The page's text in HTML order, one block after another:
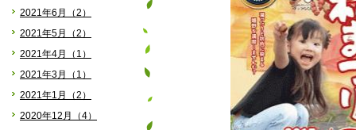
2021年6月（2）
2021年5月（2）
2021年4月（1）
2021年3月（1）
2021年1月（2）
2020年12月（4）